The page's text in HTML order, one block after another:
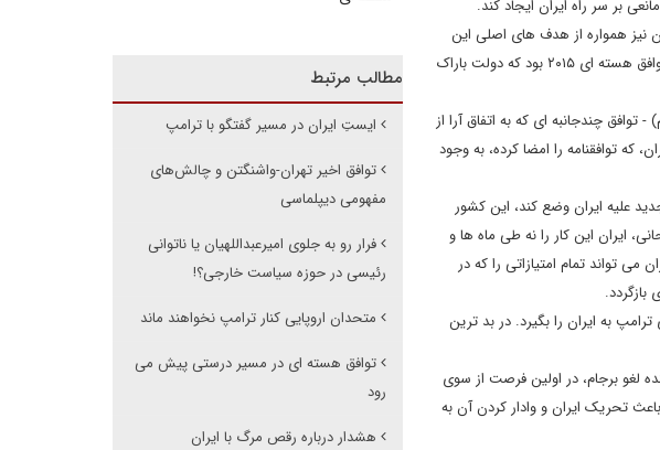
بر سر راه ایران ایجاد کند.
نیز همواره از هدف های اصلی این
مشاجره ها بوده است. یکی از دلایل امر این است که یکی از شعارها و وعده های مبارزات انتخابی دولت ترامپ، بر هم زدن توافق هسته ای ۲۰۱۵ بود که دولت باراک
چندجانبه ای که به اتفاق آرا از
توافقنامه را امضا کرده، به وجود
کرد که اگر تحریم های جدید علیه ایران وضع کند، این کشور
روحانی، ایران این کار را نه طی ماه ها و
تواند تمام امتیازاتی را که در
به ایران را بگیرد. در بد ترین
لغو برجام، در اولین فرصت از سوی
تحریک ایران و وادار کردن آن به
مطالب مرتبط
ایستِ ایران در مسیر گفتگو با ترامپ
توافق اخیر تهران-واشنگتن و چالش‌های
مفهومی دیپلماسی
فرار رو به جلوی امیرعبداللهیان یا ناتوانی
رئیسی در حوزه سیاست خارجی؟!
متحدان اروپایی کنار ترامپ نخواهند ماند
توافق هسته ای در مسیر درستی پیش می
رود
هشدار درباره رقص مرگ با ایران